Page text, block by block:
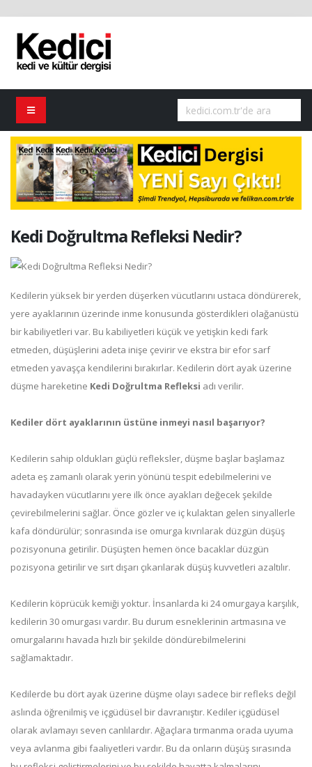
Kedi Doğrultma Refleksi Nedir?
Kedilerin yüksek bir yerden düşerken vücutlarını ustaca döndürerek,
yere ayaklarının üzerinde inme konusunda gösterdikleri olağanüstü
bir kabiliyetleri var. Bu kabiliyetleri küçük ve yetişkin kedi fark
etmeden, düşüşlerini adeta inişe çevirir ve ekstra bir efor sarf
etmeden yavaşça kendilerini bırakırlar. Kedilerin dört ayak üzerine
düşme hareketine Kedi Doğrultma Refleksi adı verilir.
Kediler dört ayaklarının üstüne inmeyi nasıl başarıyor?
Kedilerin sahip oldukları güçlü refleksler, düşme başlar başlamaz
adeta eş zamanlı olarak yerin yönünü tespit edebilmelerini ve
havadayken vücutlarını yere ilk önce ayakları değecek şekilde
çevirebilmelerini sağlar. Önce gözler ve iç kulaktan gelen sinyallerle
kafa döndürülür; sonrasında ise omurga kıvrılarak düzgün düşüş
pozisyonuna getirilir. Düşüşten hemen önce bacaklar düzgün
pozisyona getirilir ve sırt dışarı çıkarılarak düşüş kuvvetleri azaltılır.
Kedilerin köprücük kemiği yoktur. İnsanlarda ki 24 omurgaya karşılık,
kedilerin 30 omurgası vardır. Bu durum esneklerinin artmasına ve
omurgalarını havada hızlı bir şekilde döndürebilmelerini
sağlamaktadır.
Kedilerde bu dört ayak üzerine düşme olayı sadece bir refleks değil
aslında öğrenilmiş ve içgüdüsel bir davranıştır. Kediler içgüdüsel
olarak avlamayı seven canlılardır. Ağaçlara tırmanma orada uyuma
veya avlanma gibi faaliyetleri vardır. Bu da onların düşüş sırasında